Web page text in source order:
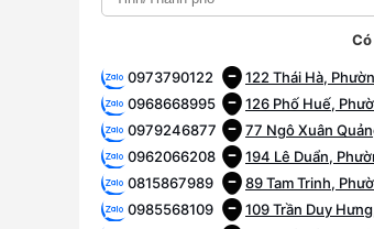
Có
0973790122
122 Thái Hà,
0968668995
126 Phố Huế,
0979246877
77 Ngô Xuân
0962066208
194 Lê Duẩn,
0815867989
89 Tam Trinh,
0985568109
109 Trần Duy